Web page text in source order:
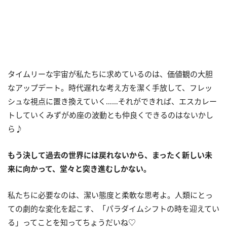
タイムリーな宇宙が私たちに求めているのは、価値観の大胆
なアップデート。時代遅れな考え方を潔く手放して、フレッ
シュな視点に置き換えていく……それができれば、エスカレー
トしていくみずがめ座の波動とも仲良くできるのはないかし
ら♪
もう決して過去の世界には戻れないから、まったく新しい未
来に向かって、堂々と突き進むしかない。
私たちに必要なのは、潔い態度と柔軟な思考よ。人類にとっ
ての劇的な変化を起こす、「パラダイムシフトの時を迎えてい
る」ってことを知ってちょうだいね♡